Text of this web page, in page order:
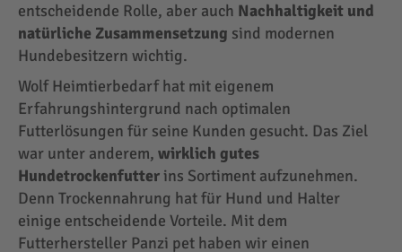
entscheidende Rolle, aber auch Nachhaltigkeit und
natürliche Zusammensetzung sind modernen
Hundebesitzern wichtig.
Wolf Heimtierbedarf hat mit eigenem
Erfahrungshintergrund nach optimalen
Futterlösungen für seine Kunden gesucht. Das Ziel
war unter anderem, wirklich gutes
Hundetrockenfutter ins Sortiment aufzunehmen.
Denn Trockennahrung hat für Hund und Halter
einige entscheidende Vorteile. Mit dem
Futterhersteller Panzi pet haben wir einen